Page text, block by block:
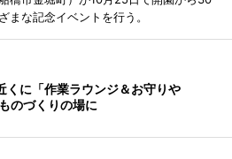
まな記念イベントを行う。
くに「作業ラウンジ＆お守りや
づくりの場に